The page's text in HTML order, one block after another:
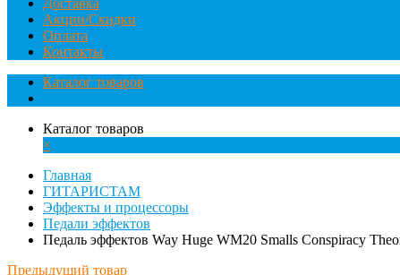
Доставка
Акции/Скидки
Оплата
Контакты
Каталог товаров
Каталог товаров
×
Главная
ГИТАРИСТАМ
Эффекты и процессоры
Педали эффектов
Педаль эффектов Way Huge WM20 Smalls Conspiracy
Предыдущий товар